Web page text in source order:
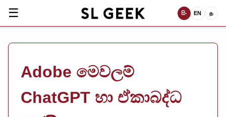
☰ සිං EN த
Adobe මෙවලම්
ChatGPT හා ඒකාබද්ධ